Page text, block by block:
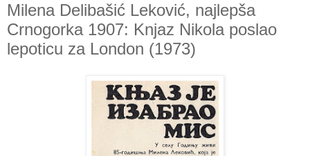
Milena Delibašić Leković, najlepša
Crnogorka 1907: Knjaz Nikola poslao
lepoticu za London (1973)